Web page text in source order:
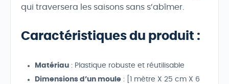
qui traversera les saisons sans s’abîmer.
Caractéristiques du produit :
Matériau : Plastique robuste et réutilisable
Dimensions d’un moule : [1 mètre X 25 cm X 6